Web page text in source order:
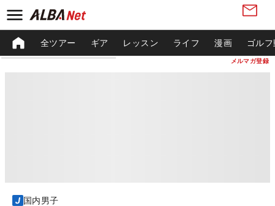
メルマガ登録
全ツアー ギア レッスン ライフ 漫画 ゴル
国内男子